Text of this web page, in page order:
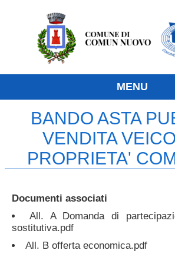
MENU
BANDO ASTA
VENDITA
PROPRIETA'
Documenti associati
All. A Domanda di
sostitutiva.pdf
All. B offerta economica.pdf